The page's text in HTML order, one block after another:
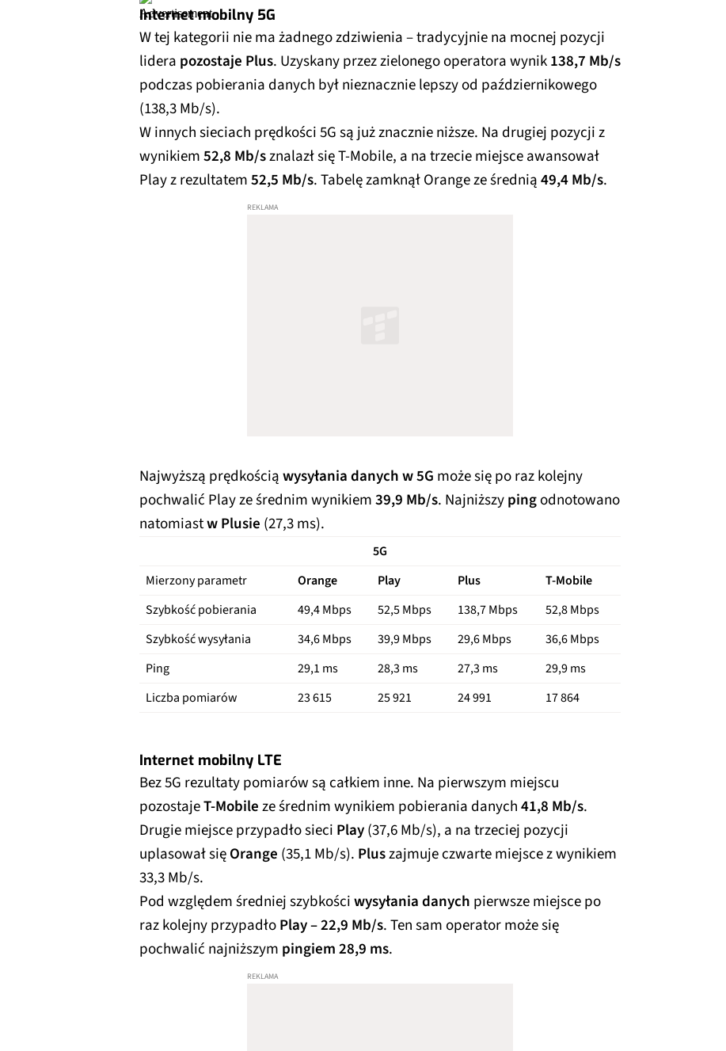
Internet mobilny 5G
W tej kategorii nie ma żadnego zdziwienia – tradycyjnie na mocnej pozycji
lidera pozostaje Plus. Uzyskany przez zielonego operatora wynik138,7 Mb/s
podczas pobierania danych był nieznacznie lepszy od październikowego
(138,3 Mb/s).
W innych sieciach prędkości 5G są już znacznie niższe. Na drugiej pozycji z
wynikiem52,8 Mb/sznalazł się T-Mobile, a na trzecie miejsce awansował
Play z rezultatem52,5 Mb/s. Tabelę zamknął Orange ze średnią49,4 Mb/s.
Najwyższą prędkościąwysyłania danych w 5G może się po raz kolejny
pochwalić Play ze średnim wynikiem39,9 Mb/s. Najniższypingodnotowano
natomiastw Plusie (27,3 ms).
5G
Mierzony parametr
Orange Play Plus
T-Mobile
Szybkość pobierania
49,4 Mbps 52,5 Mbps 138,7 Mbps
52,8 Mbps
Szybkość wysyłania
34,6 Mbps 39,9 Mbps 29,6 Mbps
36,6 Mbps
Ping
29,1 ms 28,3 ms 27,3 ms
29,9 ms
Liczba pomiarów
23 615 25 921 24 991 17 864
Internet mobilny LTE
Bez 5G rezultaty pomiarów są całkiem inne. Na pierwszym miejscu
pozostajeT-Mobileze średnim wynikiem pobierania danych41,8 Mb/s.
Drugie miejsce przypadło sieci Play(37,6 Mb/s), a na trzeciej pozycji
uplasował sięOrange (35,1 Mb/s). Pluszajmuje czwarte miejsce z wynikiem
33,3 Mb/s.
Pod względem średniej szybkościwysyłania danych pierwsze miejsce po
raz kolejny przypadłoPlay – 22,9 Mb/s. Ten sam operator może się
pochwalić najniższym pingiem 28,9 ms.